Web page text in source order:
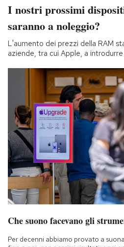
I nostri prossimi
saranno a noleggio?
L'aumento dei prezzi della RAM
aziende, tra cui Apple, a
Che suono facevano gli
Per decenni abbiamo provato a